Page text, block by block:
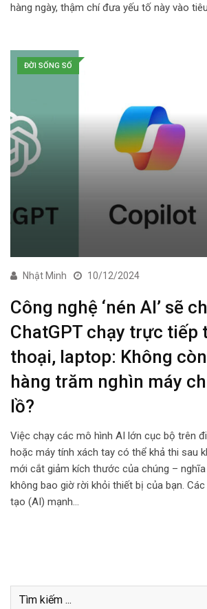
hàng ngày, thậm chí đưa yếu tố này vào
ĐỜI SỐNG SỐ
Nhật Minh 10/12/2024
Công nghệ ‘nén AI’ sẽ
ChatGPT chạy trực tiếp
thoại, laptop: Không
hàng trăm nghìn máy
lồ?
Việc chạy các mô hình AI lớn cục bộ trên
hoặc máy tính xách tay có thể khả thi sau
mới cắt giảm kích thước của chúng –
không bao giờ rời khỏi thiết bị của bạn.
tạo (AI) mạnh…